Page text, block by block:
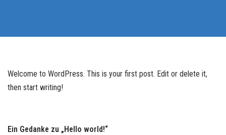
Welcome to WordPress. This is your first post. Edit or delete it,
then start writing!
Ein Gedanke zu „Hello world!“